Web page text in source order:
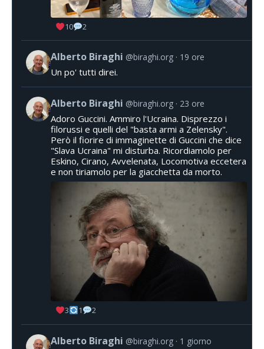
10 2
Alberto Biraghi @biraghi.org 19 ore
Un po' tutti direi.
Alberto Biraghi @biraghi.org 23 ore
Adoro Guccini. Ammiro l'Ucraina. Disprezzo i
filorussi e quelli del "basta armi a Zelensky".
Però il fiorire di immaginette di Guccini che dice
"Slava Ucraina" mi disturba. Ricordiamolo per
Eskino, Cirano, Avvelenata, Locomotiva eccetera
e non tiriamolo per la giacchetta da morto.
3 1 2
Alberto Biraghi @biraghi.org 1 giorno